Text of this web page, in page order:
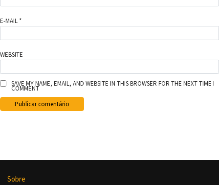
E-MAIL *
WEBSITE
SAVE MY NAME, EMAIL, AND WEBSITE IN THIS BROWSER FOR THE NEXT TIME I
COMMENT
Sobre